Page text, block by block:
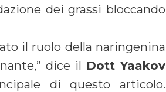
dei grassi bloccando
il ruolo della naringenina
dice il Dott Yaakov
di questo articolo.